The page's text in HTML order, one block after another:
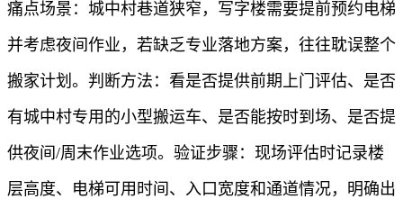
痛点场景：城中村巷道狭窄，写字楼需要提前预约电梯
并考虑夜间作业，若缺乏专业落地方案，往往耽误整个
搬家计划。判断方法：看是否提供前期上门评估、是否
有城中村专用的小型搬运车、是否能按时到场、是否提
供夜间/周末作业选项。验证步骤：现场评估时记录楼
层高度、电梯可用时间、入口宽度和通道情况，明确出